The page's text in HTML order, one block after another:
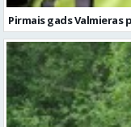
Pirmais gads